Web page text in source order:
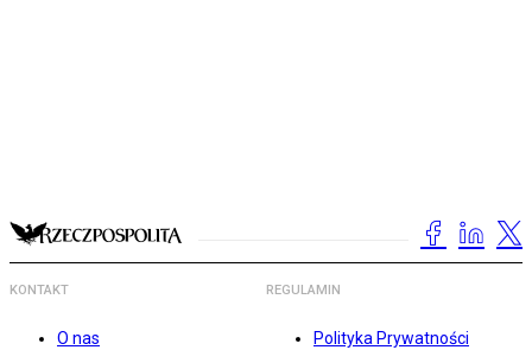
KONTAKT
O nas
REGULAMIN
Polityka Prywatności